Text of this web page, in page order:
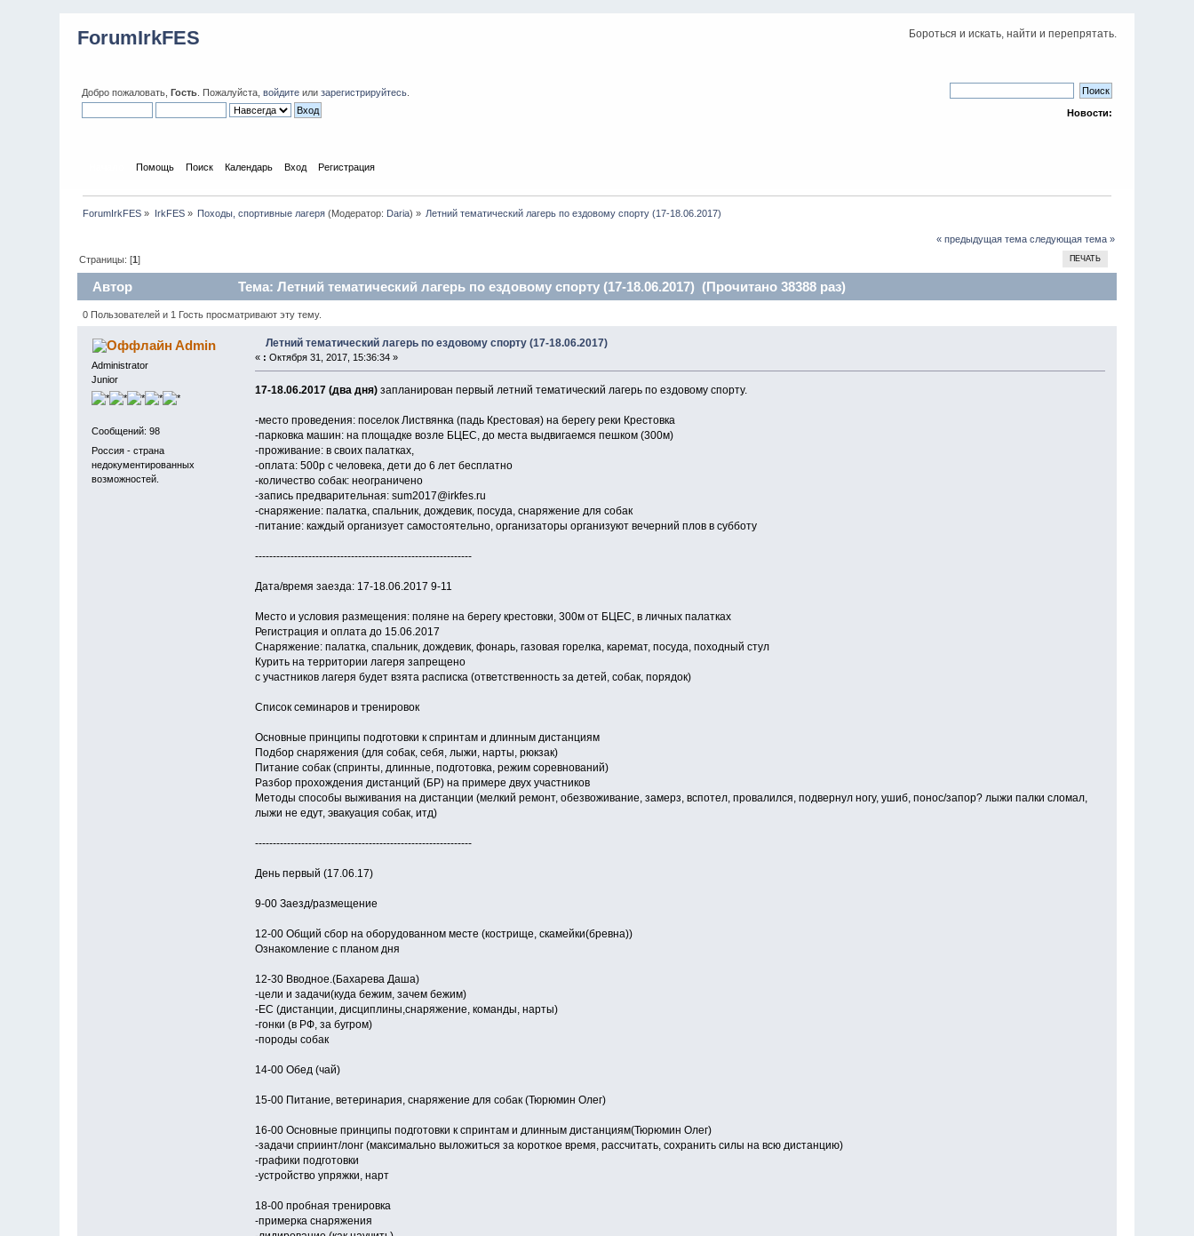
ForumIrkFES Бороться и искать, найти и перепрятать.
Добро пожаловать,Гость . Пожалуйста,войдите илизарегистрируйтесь
Новости:
Помощь Поиск Календарь Вход Регистрация
ForumIrkFES » IrkFES» Походы, спортивные лагеря (Модератор: Daria) » Летний тематический лагерь по ездовому спорту (17-18.06.2017)
« предыдущая тема следующая тема »
ПЕЧАТЬ
Страницы: [1]
Автор Тема: Летний тематический лагерь по ездовому спорту (17-18.06.2017) (Прочитано 38388 раз)
0 Пользователей и 1 Гость просматривают эту тему.
Admin
Administrator
Junior
Сообщений: 98
Россия - страна
недокументированных
возможностей.
Летний тематический лагерь по ездовому спорту (17-18.06.2017)
« : Октября 31, 2017, 15:36:34 »
17-18.06.2017 (два дня)запланирован первый летний тематический лагерь по ездовому спорту.
-место проведения: поселок Листвянка (падь Крестовая) на берегу реки Крестовка
-парковка машин: на площадке возле БЦЕС, до места выдвигаемся пешком (300м)
-проживание: в своих палатках,
-оплата: 500р с человека, дети до 6 лет бесплатно
-количество собак: неограничено
-запись предварительная: sum2017@irkfes.ru
-снаряжение: палатка, спальник, дождевик, посуда, снаряжение для собак
-питание: каждый организует самостоятельно, организаторы организуют вечерний плов в субботу
-------------------------------------------------------------
Дата/время заезда: 17-18.06.2017 9-11
Место и условия размещения: поляне на берегу крестовки, 300м от БЦЕС, в личных палатках
Регистрация и оплата до 15.06.2017
Снаряжение: палатка, спальник, дождевик, фонарь, газовая горелка, каремат, посуда, походный стул
Курить на территории лагеря запрещено
с участников лагеря будет взята расписка (ответственность за детей, собак, порядок)
Список семинаров и тренировок
Основные принципы подготовки к спринтам и длинным дистанциям
Подбор снаряжения (для собак, себя, лыжи, нарты, рюкзак)
Питание собак (спринты, длинные, подготовка, режим соревнований)
Разбор прохождения дистанций (БР) на примере двух участников
Методы способы выживания на дистанции (мелкий ремонт, обезвоживание, замерз, вспотел, провалился, подвернул ногу, ушиб, понос/запор? лыжи палки сломал,
лыжи не едут, эвакуация собак, итд)
-------------------------------------------------------------
День первый (17.06.17)
9-00 Заезд/размещение
12-00 Общий сбор на оборудованном месте (кострище, скамейки(бревна))
Ознакомление с планом дня
12-30 Вводное.(Бахарева Даша)
-цели и задачи(куда бежим, зачем бежим)
-ЕС (дистанции, дисциплины,снаряжение, команды, нарты)
-гонки (в РФ, за бугром)
-породы собак
14-00 Обед (чай)
15-00 Питание, ветеринария, снаряжение для собак (Тюрюмин Олег)
16-00 Основные принципы подготовки к спринтам и длинным дистанциям(Тюрюмин Олег)
-задачи сприинт/лонг (максимально выложиться за короткое время, рассчитать, сохранить силы на всю дистанцию)
-графики подготовки
-устройство упряжки, нарт
18-00 пробная тренировка
-примерка снаряжения